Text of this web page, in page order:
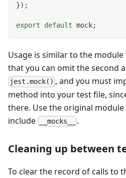
}) ;
export default mock;
Usage is similar to the
that you can omit the second
jest.mock() , and you must
method into your test file,
there. Use the original
include
__mocks__ .
Cleaning up between
To clear the record of calls to